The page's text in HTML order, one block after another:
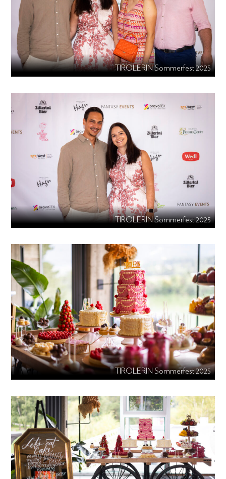
TIROLERIN Sommerfest 2025
TIROLERIN Sommerfest 2025
TIROLERIN Sommerfest 2025